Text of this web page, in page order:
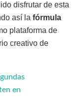
disfrutar de esta
así la fórmula
plataforma de
creativo de
en